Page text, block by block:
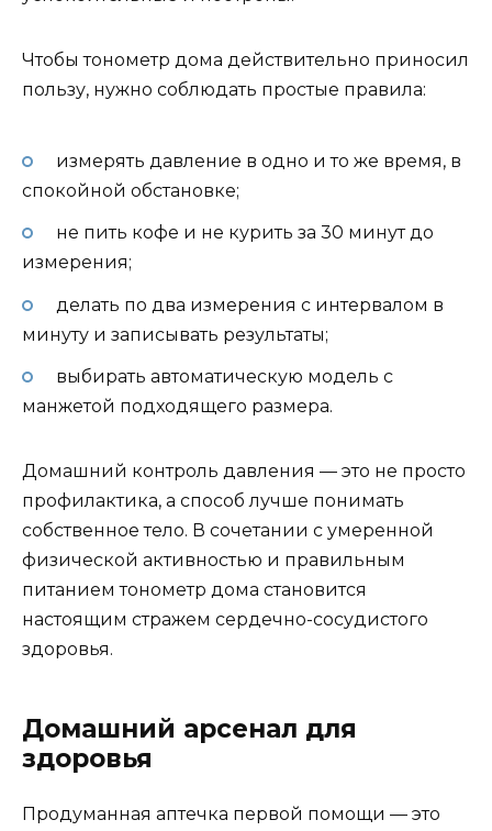
Чтобы тонометр дома действительно приносил
пользу, нужно соблюдать простые правила:
измерять давление в одно и то же время, в
спокойной обстановке;
не пить кофе и не курить за 30 минут до
измерения;
делать по два измерения с интервалом в
минуту и записывать результаты;
выбирать автоматическую модель с
манжетой подходящего размера.
Домашний контроль давления — это не просто
профилактика, а способ лучше понимать
собственное тело. В сочетании с умеренной
физической активностью и правильным
питанием тонометр дома становится
настоящим стражем сердечно-сосудистого
здоровья.
Домашний арсенал для
здоровья
Продуманная аптечка первой помощи — это